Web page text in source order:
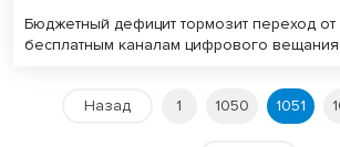
Бюджетный дефицит тормозит переход от
бесплатным каналам цифрового вещания
Назад 1 1050 1051